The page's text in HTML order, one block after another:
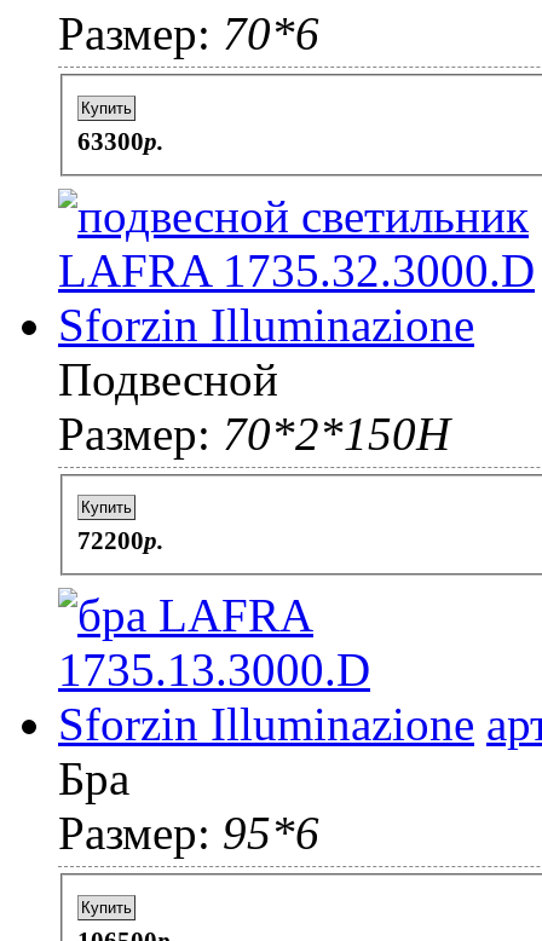
Размер: 70*6
Купить
63300p.
Подвесной
Размер: 70*2*150H
Купить
72200p.
Бра
Размер: 95*6
Купить